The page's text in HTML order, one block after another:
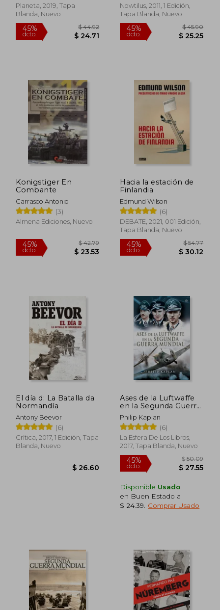
45%
dcto.
$ 49.43
$ 27.18
45%
dcto.
$
$
45%
dcto.
45%
dcto.
Planeta, 2019, Tapa
Blanda, Nuevo
45%
Nowtilus, 2011, 1 Edición,
Tapa Blanda, Nuevo
45%
dcto.
Konigstiger En
Combante
Carrasco Antonio
(3)
Almena Ediciones, Nuevo
Hacia la estación de
Finlandia
Edmund Wilson
(6)
DEBATE, 2021, 001 Edición,
Tapa Blanda, Nuevo
El día d: La Batalla da
Normandía
Antony Beevor
(6)
Crítica, 2017, 1 Edición, Tapa
Blanda, Nuevo
Ases de la Luftwaffe
en la Segunda Guerra
Mundial
Philip Kaplan
(6)
La Esfera De Los Libros,
2017, Tapa Blanda, Nuevo
Disponible Usado
en Buen Estado a
$ 24.39
Comprar Usado